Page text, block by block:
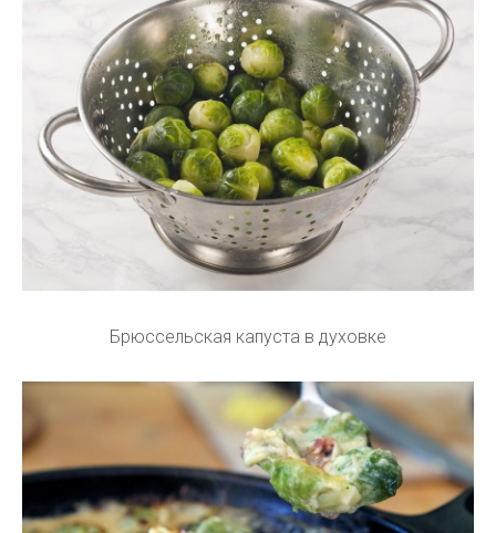
Брюссельская капуста в духовке